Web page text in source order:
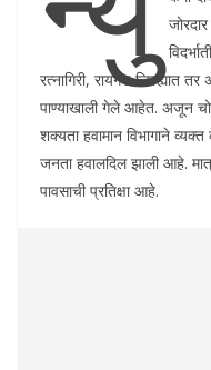
रत्नागिरी, रायगड जिल्ह्यात
पाण्याखाली गेले आहेत. अजून
शक्यता हवामान विभागाने
जनता हवालदिल झाली आहे.
पावसाची प्रतिक्षा आहे.